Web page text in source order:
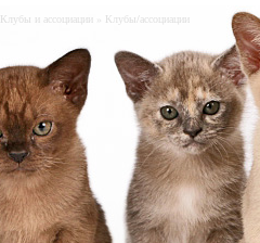
Клубы и ассоциации Клубы/ассоциации